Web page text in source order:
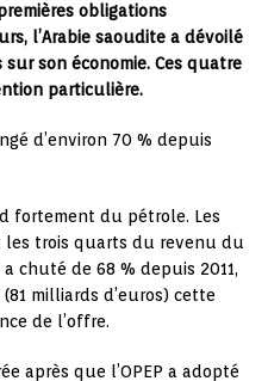
obligations
l’Arabie saoudite a dévoilé
son économie. Ces quatre
particulière.
d’environ 70 % depuis
fortement du pétrole. Les
les trois quarts du revenu du
chuté de 68 % depuis 2011,
milliards d’euros) cette
de l’offre.
après que l’OPEP a adopté